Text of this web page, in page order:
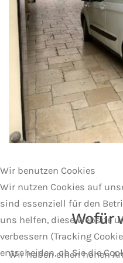
Wofür
Wir haben einen hohen
Wir benutzen Cookies
Wir nutzen Cookies auf
sind essenziell für den
uns helfen, diese Website
verbessern (Tracking
entscheiden, ob Sie die